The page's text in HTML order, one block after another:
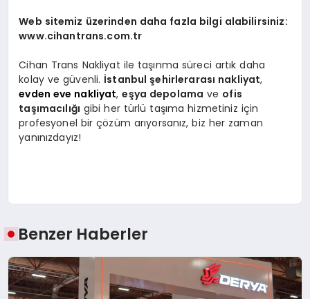
Web sitemiz üzerinden daha fazla bilgi alabilirsiniz:
www.cihantrans.com.tr
Cihan Trans Nakliyat ile taşınma süreci artık daha
kolay ve güvenli. İstanbul şehirlerarası nakliyat,
evden eve nakliyat,eşya depolama ve ofis
taşımacılığı gibi her türlü taşıma hizmetiniz için
profesyonel bir çözüm arıyorsanız, biz her zaman
yanınızdayız!
Benzer Haberler